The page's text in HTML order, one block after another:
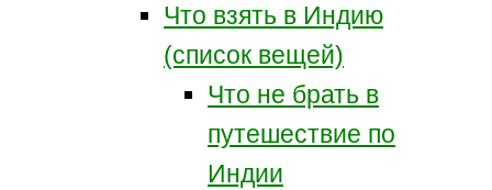
Что взять в Индию
(список вещей)
Что не брать в
путешествие по
Индии